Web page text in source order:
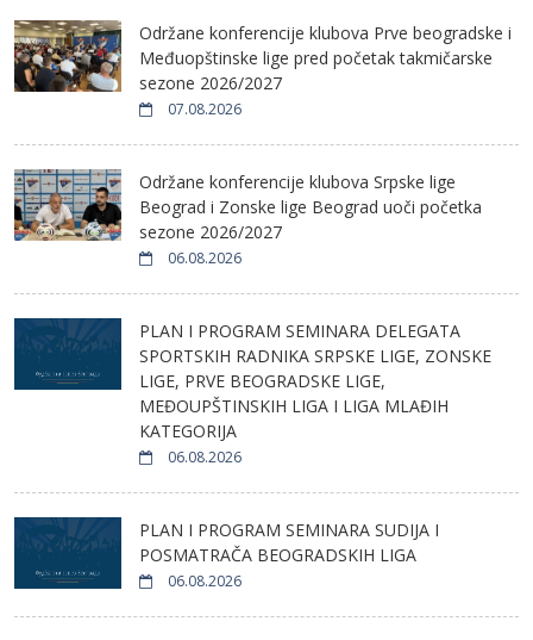
Održane konferencije klubova Prve beogradske i
Međuopštinske lige pred početak takmičarske
sezone 2026/2027
07.08.2026
Održane konferencije klubova Srpske lige
Beograd i Zonske lige Beograd uoči početka
sezone 2026/2027
06.08.2026
PLAN I PROGRAM SEMINARA DELEGATA
SPORTSKIH RADNIKA SRPSKE LIGE, ZONSKE
LIGE, PRVE BEOGRADSKE LIGE,
MEĐOUPŠTINSKIH LIGA I LIGA MLAĐIH
KATEGORIJA
06.08.2026
PLAN I PROGRAM SEMINARA SUDIJA I
POSMATRAČA BEOGRADSKIH LIGA
06.08.2026